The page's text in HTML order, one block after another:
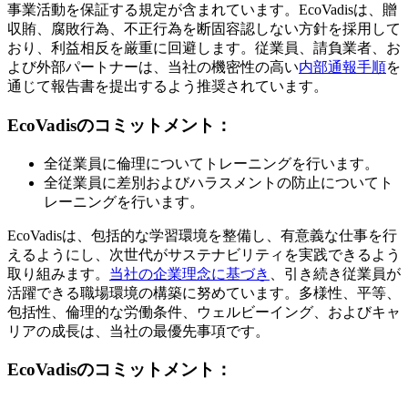
事業活動を保証する規定が含まれています。EcoVadisは、贈
収賄、腐敗行為、不正行為を断固容認しない方針を採用して
おり、利益相反を厳重に回避します。従業員、請負業者、お
よび外部パートナーは、当社の機密性の高い内部通報手順を
通じて報告書を提出するよう推奨されています。
EcoVadisのコミットメント：
全従業員に倫理についてトレーニングを行います。
全従業員に差別およびハラスメントの防止についてト
レーニングを行います。
EcoVadisは、包括的な学習環境を整備し、有意義な仕事を行
えるようにし、次世代がサステナビリティを実践できるよう
取り組みます。 当社の企業理念に基づき
、引き続き従業員が
活躍できる職場環境の構築に努めています。多様性、平等、
包括性、倫理的な労働条件、ウェルビーイング、およびキャ
リアの成長は、当社の最優先事項です。
EcoVadisのコミットメント：